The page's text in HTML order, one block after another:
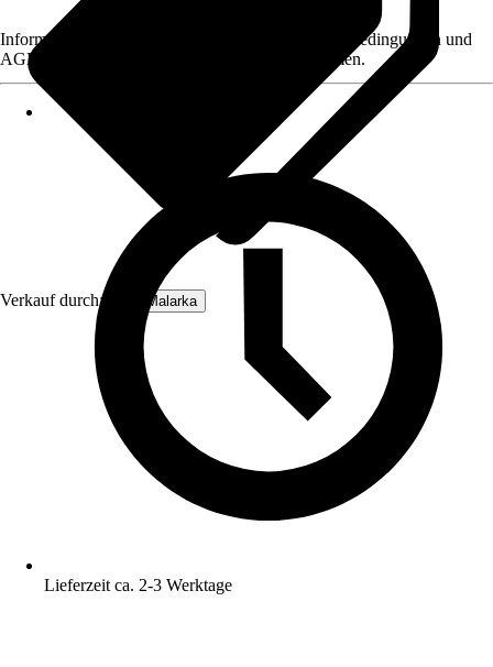
Verkauf durch: IKHEMalarka
Informationen des Verkäufers, wie z. B. Rückgabebedingungen und
AGB, finden Sie bei Klick auf den Verkäufernamen.
Lieferzeit ca. 2-3 Werktage